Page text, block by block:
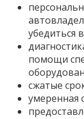
убедиться
помощи
сжатые
умеренная